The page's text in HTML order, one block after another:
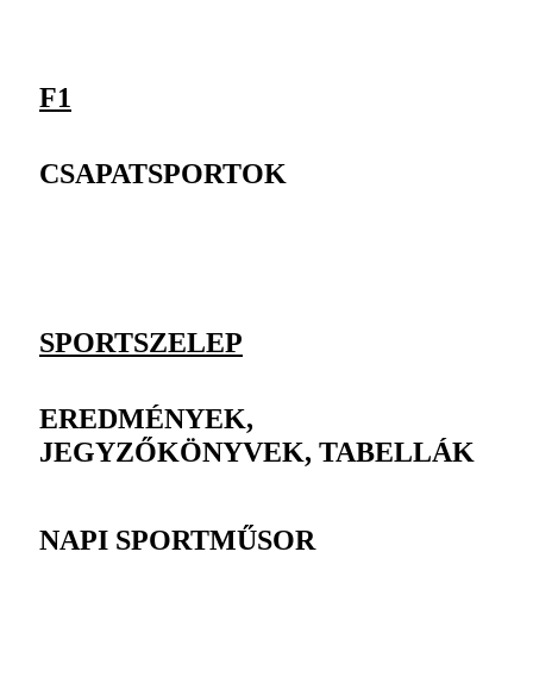
F1
CSAPATSPORTOK
SPORTSZELEP
EREDMÉNYEK,
JEGYZŐKÖNYVEK, TABELLÁK
NAPI SPORTMŰSOR